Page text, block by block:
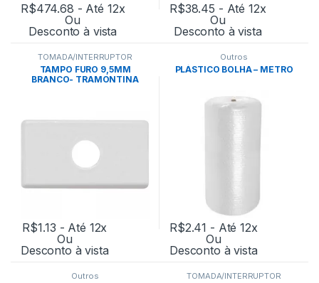
R$474.68 - Até 12x
Ou
Desconto à vista
R$38.45 - Até 12x
Ou
Desconto à vista
TOMADA/INTERRUPTOR
TAMPO FURO 9,5MM
BRANCO- TRAMONTINA
R$1.13 - Até 12x
Ou
Desconto à vista
Outros
PLÁSTICO BOLHA – METRO
R$2.41 - Até 12x
Ou
Desconto à vista
Outros TOMADA/INTERRUPTOR